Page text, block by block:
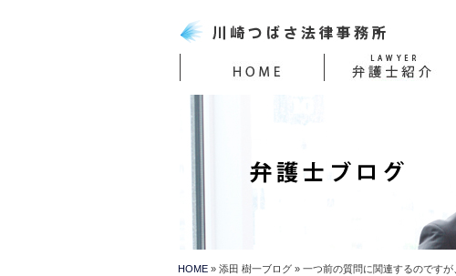
HOME 添田 樹一ブログ 一つ前の質問に関連するのです